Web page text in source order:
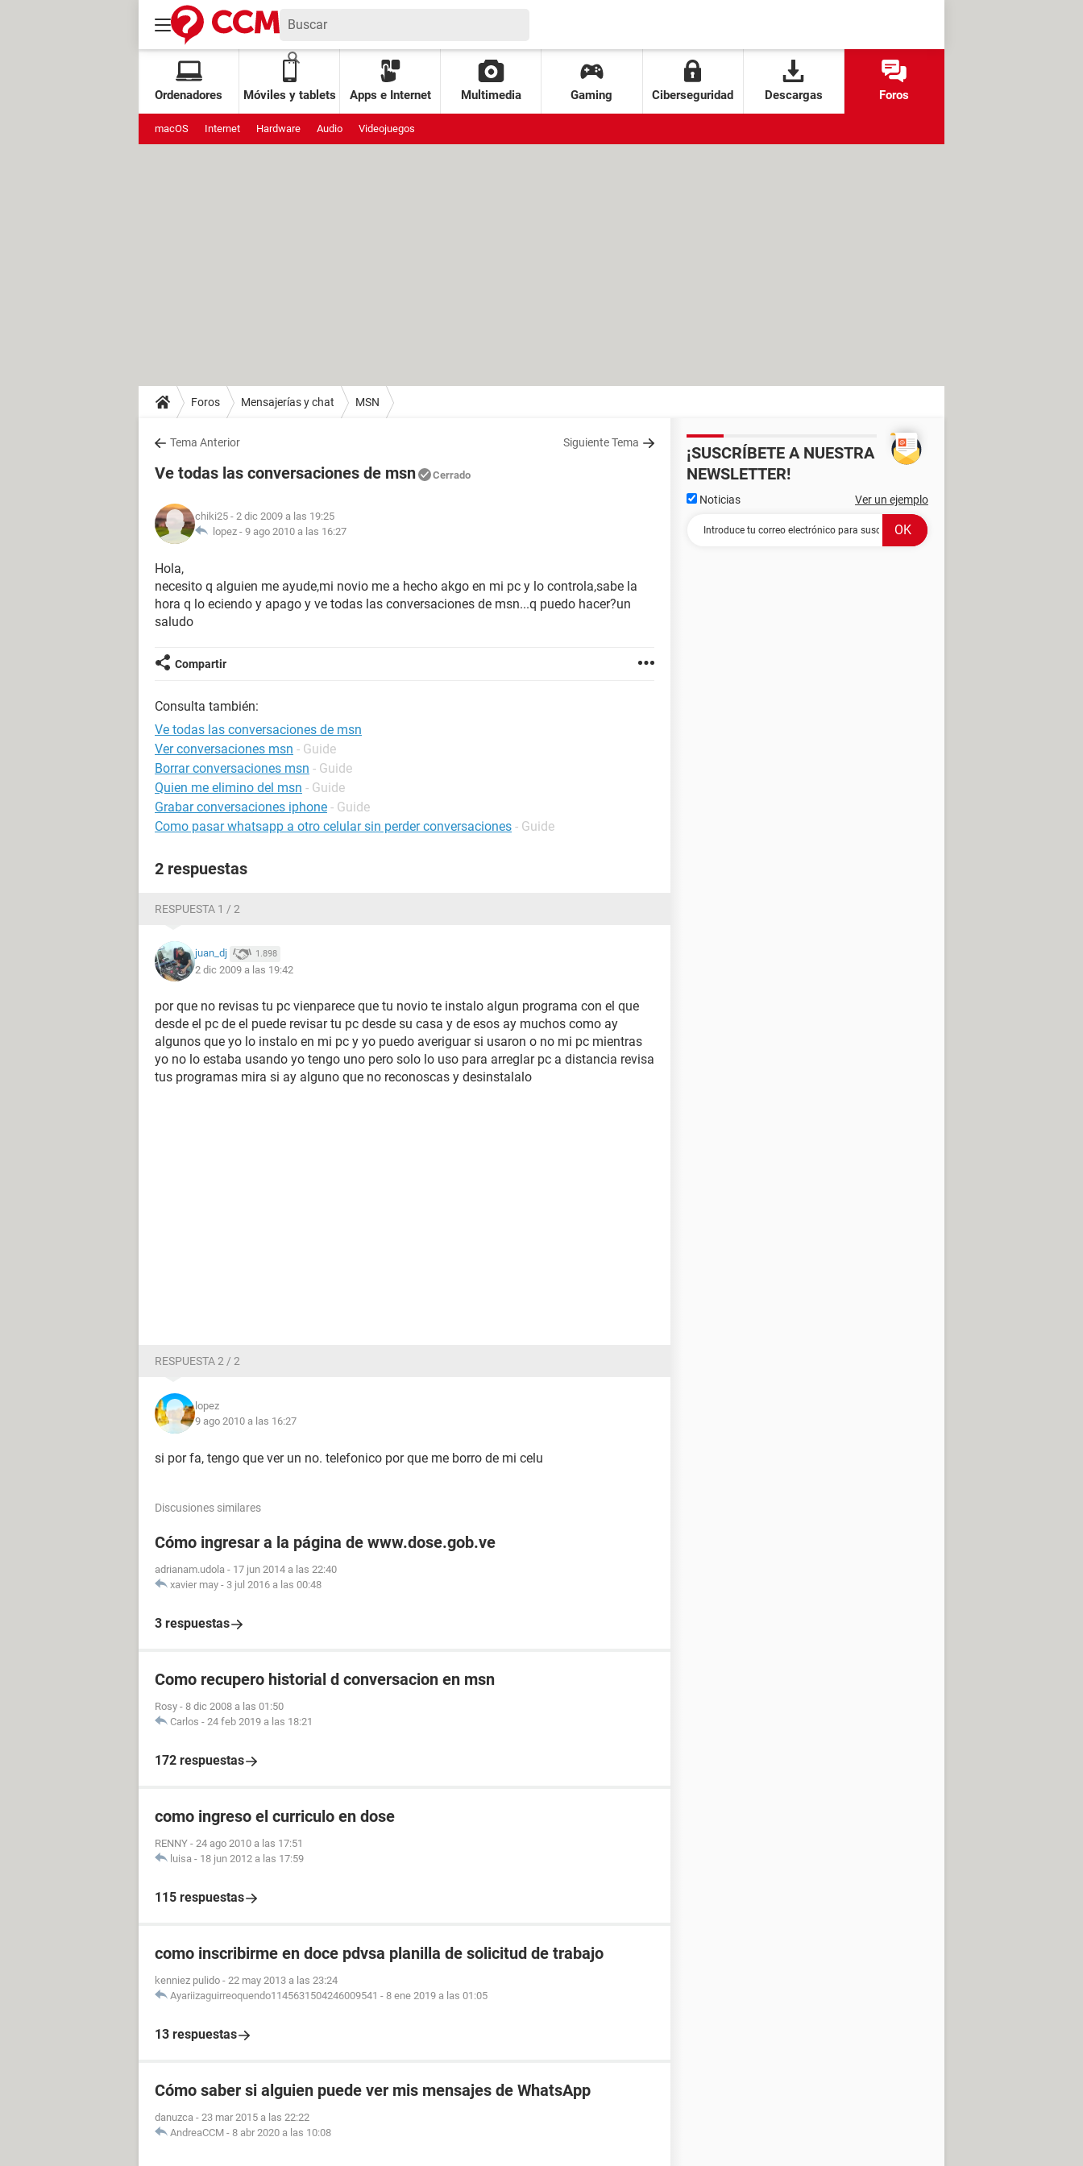
Ordenadores Móviles y tablets Apps e Internet Multimedia Gaming Ciberseguridad Descargas Foros
macOS Internet Hardware Audio Videojuegos
Foros Mensajerías y chat MSN
Tema Anterior Siguiente Tema
Ve todas las conversaciones de msn Cerrado
chiki25 - 2 dic 2009 a las 19:25
lopez - 9 ago 2010 a las 16:27
Hola,
necesito q alguien me ayude,mi novio me a hecho akgo en mi pc y lo controla,sabe la
hora q lo eciendo y apago y ve todas las conversaciones de msn...q puedo hacer?un
saludo
Compartir
Consulta también:
Ve todas las conversaciones de msn
Ver conversaciones msn - Guide
Borrar conversaciones msn - Guide
Quien me elimino del msn - Guide
Grabar conversaciones iphone - Guide
Como pasar whatsapp a otro celular sin perder conversaciones - Guide
2 respuestas
RESPUESTA 1 / 2
juan_dj 1.898
2 dic 2009 a las 19:42
por que no revisas tu pc vienparece que tu novio te instalo algun programa con el que
desde el pc de el puede revisar tu pc desde su casa y de esos ay muchos como ay
algunos que yo lo instalo en mi pc y yo puedo averiguar si usaron o no mi pc mientras
yo no lo estaba usando yo tengo uno pero solo lo uso para arreglar pc a distancia revisa
tus programas mira si ay alguno que no reconoscas y desinstalalo
RESPUESTA 2 / 2
lopez
9 ago 2010 a las 16:27
si por fa, tengo que ver un no. telefonico por que me borro de mi celu
Discusiones similares
Cómo ingresar a la página de www.dose.gob.ve
adrianam.udola - 17 jun 2014 a las 22:40
xavier may - 3 jul 2016 a las 00:48
3 respuestas
Como recupero historial d conversacion en msn
Rosy - 8 dic 2008 a las 01:50
Carlos - 24 feb 2019 a las 18:21
172 respuestas
como ingreso el curriculo en dose
RENNY - 24 ago 2010 a las 17:51
luisa - 18 jun 2012 a las 17:59
115 respuestas
como inscribirme en doce pdvsa planilla de solicitud de trabajo
kenniez pulido - 22 may 2013 a las 23:24
Ayariizaguirreoquendo1145631504246009541 - 8 ene 2019 a las 01:05
13 respuestas
Cómo saber si alguien puede ver mis mensajes de WhatsApp
danuzca - 23 mar 2015 a las 22:22
AndreaCCM - 8 abr 2020 a las 10:08
¡SUSCRÍBETE A NUESTRA
NEWSLETTER!
Noticias Ver un ejemplo